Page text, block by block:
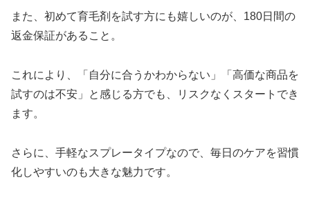
また、初めて育毛剤を試す方にも嬉しいのが、180日間の
返金保証があること。
これにより、「自分に合うかわからない」「高価な商品を
試すのは不安」と感じる方でも、リスクなくスタートでき
ます。
さらに、手軽なスプレータイプなので、毎日のケアを習慣
化しやすいのも大きな魅力です。